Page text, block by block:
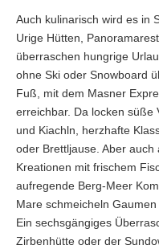
Auch kulinarisch wird es in
Urige Hütten,
überraschen hungrige
ohne Ski oder Snowboard
Fuß, mit dem Masner
erreichbar. Da locken süße
und Kiachln, herzhafte
oder Brettljause. Aber
Kreationen mit frischem
aufregende Berg-Meer
Mare schmeicheln
Ein sechsgängiges
Zirbenhütte oder der